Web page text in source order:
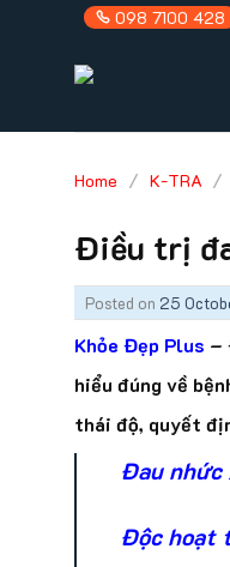
098 7100 428
Home / K-TRA /
Điều trị
Posted on 25
Khỏe Đẹp Plus –
hiểu đúng về
thái độ, quyết
Đau nhức
Ðộc hoạt